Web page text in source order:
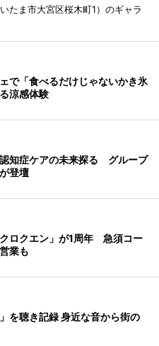
たま市大宮区桜木町1）のギャラ
で「食べるだけじゃないかき氷
涼感体験
知症ケアの未来探る グループ
登壇
ロクエン」が1周年 急須コー
業も
を聴き記録 身近な音から街の